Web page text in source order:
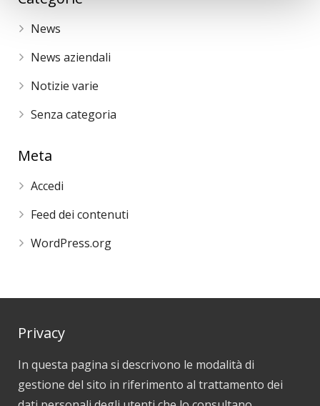
News
News aziendali
Notizie varie
Senza categoria
Meta
Accedi
Feed dei contenuti
WordPress.org
Privacy
In questa pagina si descrivono le modalità di
gestione del sito in riferimento al trattamento dei